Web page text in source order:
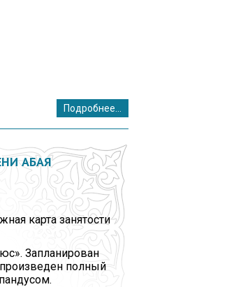
Подробнее...
АБАЯ
карта занятости
Запланирован
полный